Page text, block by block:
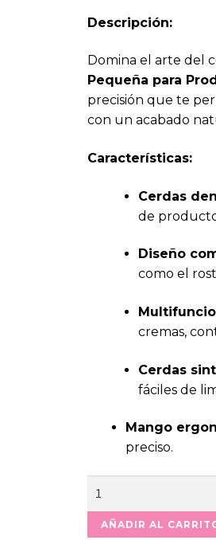
Descripción:
Domina el arte del
Pequeña para
precisión que te
con un acabado
Características:
Cerdas
de
Diseño
como el
cremas,
Cerdas
fáciles de
Mango
preciso.
Productos
AÑADIR AL